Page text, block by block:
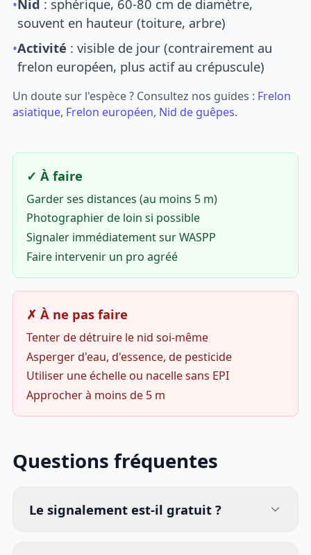
• Nid : sphérique, 60-80 cm de diamètre,
souvent en hauteur (toiture, arbre)
•Activité : visible de jour (contrairement au
frelon européen, plus actif au crépuscule)
Un doute sur l'espèce ? Consultez nos guides : Frelon
asiatique, Frelon européen, Nid de guêpes.
✓ À faire
Garder ses distances (au moins 5 m)
Photographier de loin si possible
Signaler immédiatement sur WASPP
Faire intervenir un pro agréé
✗ À ne pas faire
Tenter de détruire le nid soi-même
Asperger d'eau, d'essence, de pesticide
Utiliser une échelle ou nacelle sans EPI
Approcher à moins de 5 m
Questions fréquentes
Le signalement est-il gratuit ?